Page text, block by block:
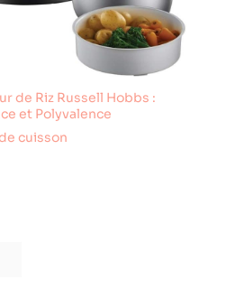
de Riz Russell Hobbs :
et Polyvalence
cuisson